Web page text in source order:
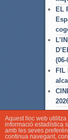
EL
(06-
FIL
Aquest lloc web
informació estadística
amb les seves
continua navegant,